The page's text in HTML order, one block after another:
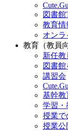
図書館
教育情
オンラ
教育（教員
新任教
図書
講習会
基幹教
学習・
授業で
授業公